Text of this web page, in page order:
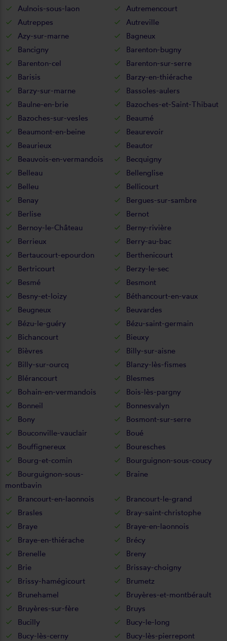
Aulnois-sous-laon
Autremencourt
Autreppes
Autreville
Azy-sur-marne
Bagneux
Bancigny
Barenton-bugny
Barenton-cel
Barenton-sur-serre
Barisis
Barzy-en-thiérache
Barzy-sur-marne
Bassoles-aulers
Baulne-en-brie
Bazoches-et-Saint-Thibaut
Bazoches-sur-vesles
Beaumé
Beaumont-en-beine
Beaurevoir
Beaurieux
Beautor
Beauvois-en-vermandois
Becquigny
Belleau
Bellenglise
Belleu
Bellicourt
Benay
Bergues-sur-sambre
Berlise
Bernot
Bernoy-le-Château
Berny-rivière
Berrieux
Berry-au-bac
Bertaucourt-epourdon
Berthenicourt
Bertricourt
Berzy-le-sec
Besmé
Besmont
Besny-et-loizy
Béthancourt-en-vaux
Beugneux
Beuvardes
Bézu-le-guéry
Bézu-saint-germain
Bichancourt
Bieuxy
Bièvres
Billy-sur-aisne
Billy-sur-ourcq
Blanzy-lès-fismes
Blérancourt
Blesmes
Bohain-en-vermandois
Bois-lès-pargny
Bonneil
Bonnesvalyn
Bony
Bosmont-sur-serre
Bouconville-vauclair
Boué
Bouffignereux
Bouresches
Bourg-et-comin
Bourguignon-sous-coucy
Bourguignon-sous-
montbavin
Braine
Brancourt-en-laonnois
Brancourt-le-grand
Brasles
Bray-saint-christophe
Braye
Braye-en-laonnois
Braye-en-thiérache
Brécy
Brenelle
Breny
Brie
Brissay-choigny
Brissy-hamégicourt
Brumetz
Brunehamel
Bruyères-et-montbérault
Bruyères-sur-fère
Bruys
Bucilly
Bucy-le-long
Bucy-lès-cerny
Bucy-lès-pierrepont